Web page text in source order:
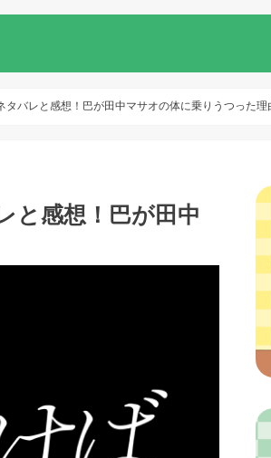
タバレと感想！巴が田中マサオの体に乗りうつった理
と感想！巴が田中